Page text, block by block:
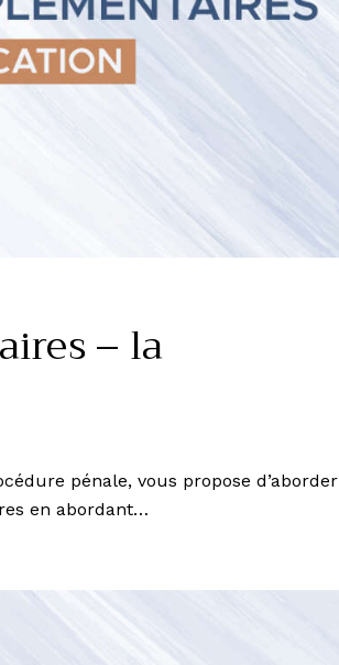
– la
pénale, vous propose d’aborder
en abordant…